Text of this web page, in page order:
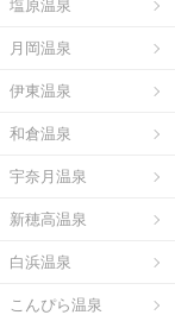
塩原温泉
月岡温泉
伊東温泉
和倉温泉
宇奈月温泉
新穂高温泉
白浜温泉
こんぴら温泉